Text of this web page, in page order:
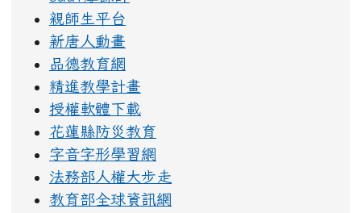
親師生平台
新唐人動畫
品德教育網
精進教學計畫
授權軟體下載
花蓮縣防災教育
字音字形學習網
法務部人權大步走
教育部全球資訊網